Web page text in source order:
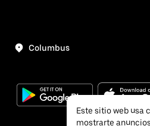
Columbus
Este sitio web usa
mostrarte